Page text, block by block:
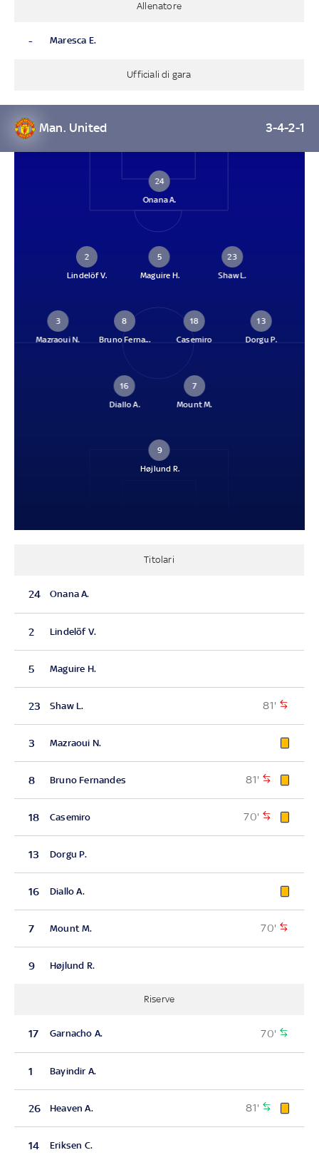
Allenatore
- Maresca E.
Ufficiali di gara
Man. United 3-4-2-1
24
Onana A.
2
Lindelöf V.
5
Maguire H.
23
Shaw L.
3
Mazraoui N.
8
Bruno Ferna...
18
Casemiro
13
Dorgu P.
7
Mount M.
16
Diallo A.
9
Højlund R.
Titolari
24 Onana A.
2 Lindelöf V.
5 Maguire H.
23 Shaw L. 81'
3 Mazraoui N.
8 Bruno Fernandes 81'
18 Casemiro 70'
13 Dorgu P.
16 Diallo A.
7 Mount M. 70'
9 Højlund R.
Riserve
17 Garnacho A. 70'
1 Bayindir A.
26 Heaven A. 81'
14 Eriksen C.